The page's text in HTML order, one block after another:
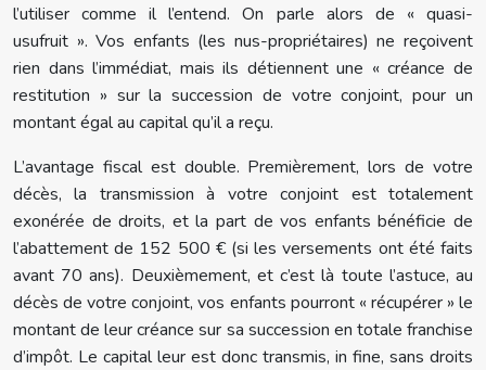
l’utiliser comme il l’entend. On parle alors de « quasi-
usufruit ». Vos enfants (les nus-propriétaires) ne reçoivent
rien dans l’immédiat, mais ils détiennent une « créance de
restitution » sur la succession de votre conjoint, pour un
montant égal au capital qu’il a reçu.
L’avantage fiscal est double. Premièrement, lors de votre
décès, la transmission à votre conjoint est totalement
exonérée de droits, et la part de vos enfants bénéficie de
l’abattement de 152 500 € (si les versements ont été faits
avant 70 ans). Deuxièmement, et c’est là toute l’astuce, au
décès de votre conjoint, vos enfants pourront « récupérer » le
montant de leur créance sur sa succession en totale franchise
d’impôt. Le capital leur est donc transmis, in fine, sans droits